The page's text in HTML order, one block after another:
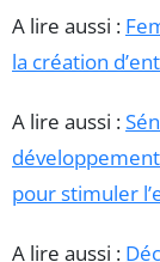
A lire aussi :
la création
A lire aussi :
pour stimuler
A lire aussi :